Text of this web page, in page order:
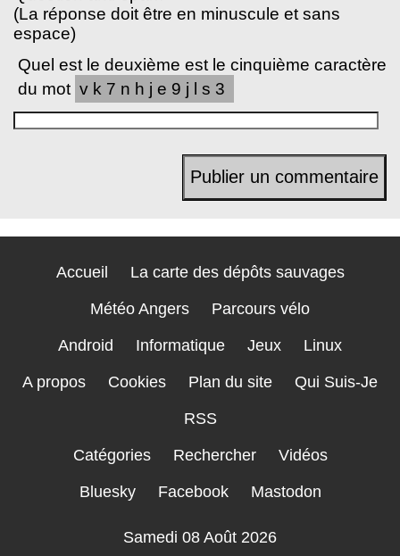
(La réponse doit être en minuscule et sans
espace)
Quel est le deuxième est le cinquième caractère
du mot vk7nhje9jls3
Accueil La carte des dépôts sauvages
Météo Angers Parcours vélo
Android Informatique Jeux Linux
A propos Cookies Plan du site Qui Suis-Je
RSS
Catégories Rechercher Vidéos
Bluesky Facebook Mastodon
Samedi 08 Août 2026